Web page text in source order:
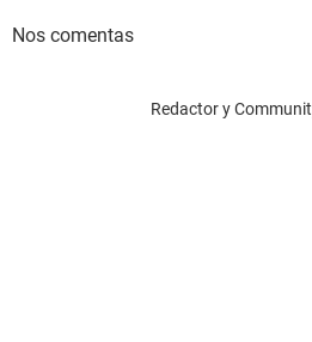
Nos comentas
Redactor y